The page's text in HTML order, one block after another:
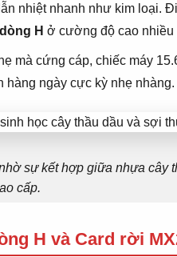
nhiệt nhanh như kim loại.
H ở cường độ cao nhiều
mà cứng cáp, chiếc máy
hàng ngày cực kỳ nhẹ nhàng.
sự kết hợp giữa nhựa cây
cấp.
H và Card rời